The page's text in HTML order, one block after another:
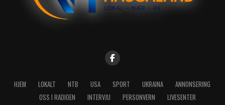
HJEM LOKALT NTB USA SPORT UKRAINA
ANNONSERING
OSS I RADIOEN
INTERVJU PERSONVERN LIVESENTER